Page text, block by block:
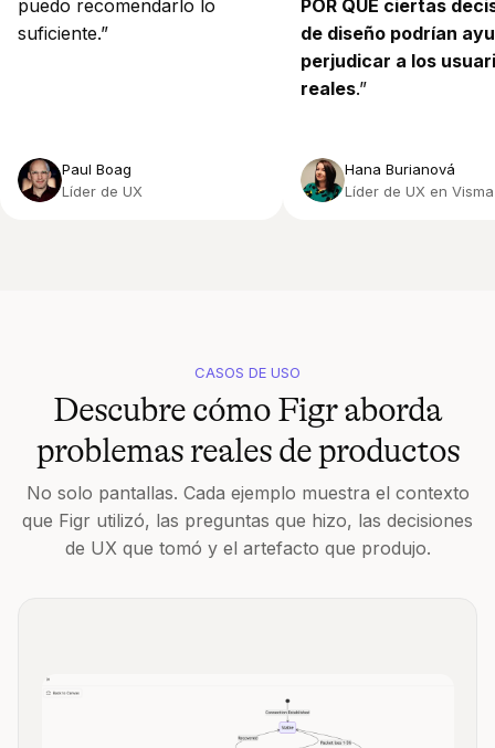
puedo recomendarlo lo
suficiente.”
Paul Boag
Líder de UX
POR QUÉ ciertas
de diseño podrían
perjudicar a los
reales.”
Hana Burianová
Líder de UX en Visma
CASOS DE USO
Descubre cómo Figr aborda
problemas reales de productos
No solo pantallas. Cada ejemplo muestra el contexto
que Figr utilizó, las preguntas que hizo, las decisiones
de UX que tomó y el artefacto que produjo.